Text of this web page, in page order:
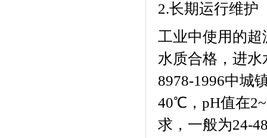
2.长期运行维护
工业中使用的
水质合格，进
8978-1996中城
40℃， pH值在
求，一般为24-